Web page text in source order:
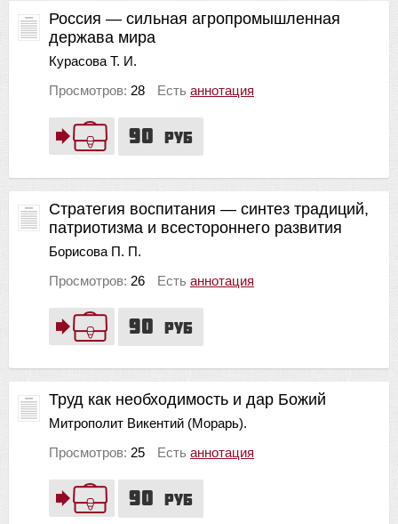
90 руб
Россия — сильная агропромышленная
держава мира
Курасова Т. И.
Просмотров: 28 Есть аннотация
90 руб
Стратегия воспитания — синтез традиций,
патриотизма и всестороннего развития
Борисова П. П.
Просмотров: 26 Есть аннотация
90 руб
Труд как необходимость и дар Божий
Митрополит Викентий (Морарь).
Просмотров: 25 Есть аннотация